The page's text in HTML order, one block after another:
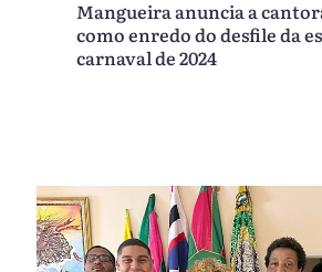
Mangueira anuncia a
como enredo do desfile da
carnaval de 2024